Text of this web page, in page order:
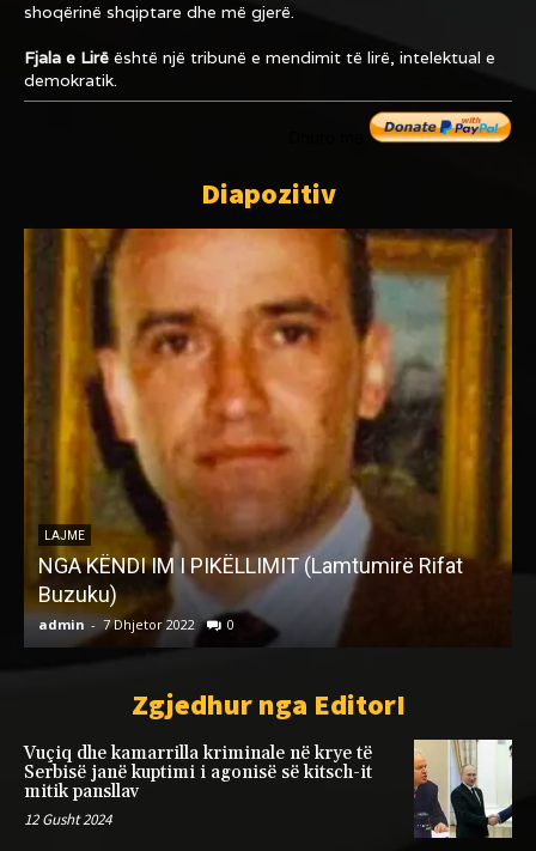
shoqërinë shqiptare dhe më gjerë.
Fjala e Lirë është një tribunë e mendimit të lirë, intelektual e
demokratik.
Diapozitiv
LAJME
NGA KËNDI IM I PIKËLLIMIT (Lamtumirë Rifat
Buzuku)
admin - 7 Dhjetor 2022 0
Zgjedhur nga EditorI
Vuçiq dhe kamarrilla kriminale në krye të
Serbisë janë kuptimi i agonisë së kitsch-it
mitik pansllav
12 Gusht 2024